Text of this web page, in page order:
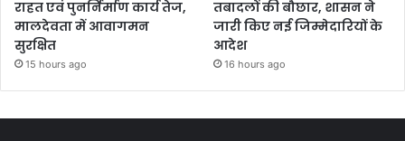
राहत एवं पुनर्निर्माण कार्य तेज,
मालदेवता में आवागमन
सुरक्षित
15 hours ago
तबादलों की बौछार, शासन ने
जारी किए नई जिम्मेदारियों के
आदेश
16 hours ago